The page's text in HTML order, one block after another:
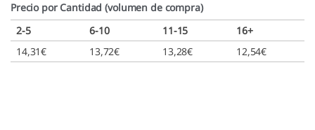
Precio por Cantidad (volumen de compra)
2-5
6-10 11-15
16+
14,31€ 13,72€ 13,28€ 12,54€